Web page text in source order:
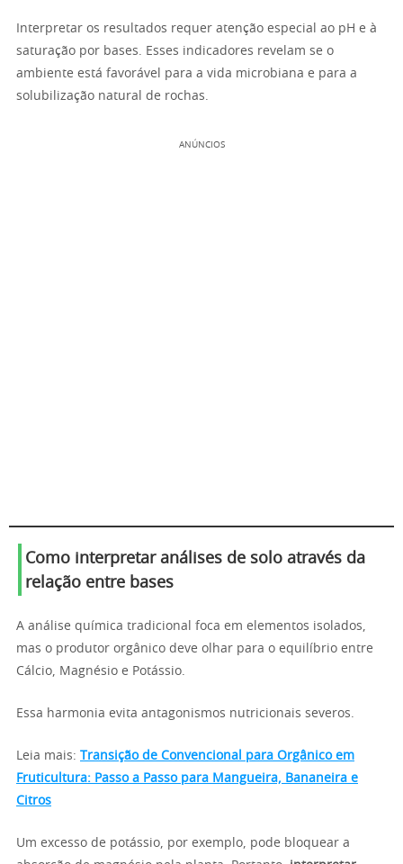
Interpretar os resultados requer atenção especial ao pH e à
saturação por bases. Esses indicadores revelam se o
ambiente está favorável para a vida microbiana e para a
solubilização natural de rochas.
ANÚNCIOS
Como interpretar análises de solo através da
relação entre bases
A análise química tradicional foca em elementos isolados,
mas o produtor orgânico deve olhar para o equilíbrio entre
Cálcio, Magnésio e Potássio.
Essa harmonia evita antagonismos nutricionais severos.
Leia mais:
Transição de Convencional para Orgânico em
Fruticultura: Passo a Passo para Mangueira, Bananeira e
Citros
Um excesso de potássio, por exemplo, pode bloquear a